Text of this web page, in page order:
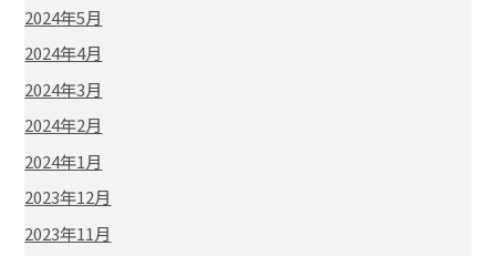
2024年5月
2024年4月
2024年3月
2024年2月
2024年1月
2023年12月
2023年11月